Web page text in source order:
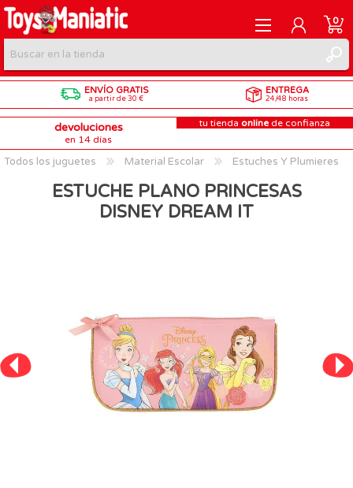
REGISTRARME
INICIAR SESIÓN
0
ENVÍO GRATIS
a partir de 30 €
ENTREGA
24/48 horas
devoluciones
en 14 días
tu tienda online de confianza
Todos los juguetes Material Escolar Estuches Y Plumieres
ESTUCHE PLANO PRINCESAS
DISNEY DREAM IT